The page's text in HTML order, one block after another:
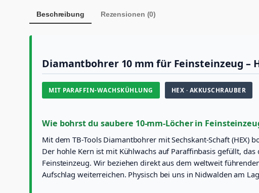
i
s
e
o
r
e
k
Beschreibung Rezensionen (0)
Diamantbohrer 10 mm für Feinsteinzeug –
MIT PARAFFIN-WACHSKÜHLUNG HEX · AKKUSCHRAUBER
Wie bohrst du saubere 10-mm-Löcher in
Mit dem TB-Tools Diamantbohrer mit Sechskant-Schaft
Der hohle Kern ist mit Kühlwachs auf Paraffinbasis gefüllt,
Feinsteinzeug. Wir beziehen direkt aus dem weltweit
Aufschlag weiterreichen. Physisch bei uns in Nidwalden am